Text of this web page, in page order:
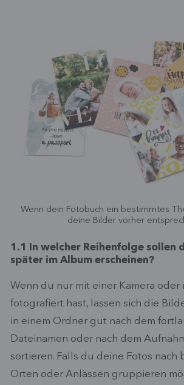
Wenn dein Fotobuch ein bestimmtes
deine Bilder vorher
1.1 In welcher Reihenfolge sollen
später im Album erscheinen?
Wenn du nur mit einer Kamera oder
fotografiert hast, lassen sich die
in einem Ordner gut nach dem
Dateinamen oder nach dem
sortieren. Falls du deine Fotos nach
Orten oder Anlässen gruppieren